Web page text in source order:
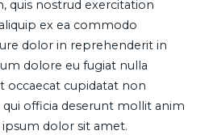
quis nostrud exercitation
ex ea commodo
dolor in reprehenderit in
dolore eu fugiat nulla
occaecat cupidatat non
officia deserunt mollit anim
dolor sit amet.